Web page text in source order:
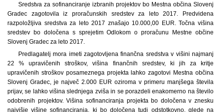
Sredstva za sofinanciranje izbranih projektov bo Mestna občina Slovenj
Gradec zagotovila iz proračunskih sredstev za leto 2017. Predvidena
razpoložljiva sredstva za leto 2017 znašajo 10.000,00 EUR. Točna višina
sredstev bo določena s sprejetim Odlokom o proračunu Mestne občine
Slovenj Gradec za leto 2017.
Predlagatelj mora imeti zagotovljena finančna sredstva v višini najmanj
22 % upravičenih stroškov, višina finančnih sredstev, ki jih za kritje
upravičenih stroškov posameznega projekta lahko zagotovi Mestna občina
Slovenj Gradec, je največ 2.000 EUR oziroma v primeru manjšega števila
prijav, se lahko višina slednjega zviša in se porazdeli enakomerno na število
odobrenih projektov. Višina sofinanciranja projekta bo določena v znesku
najvišje višine sofinanciranja, ki bo določena tudi odstotkovno, glede na